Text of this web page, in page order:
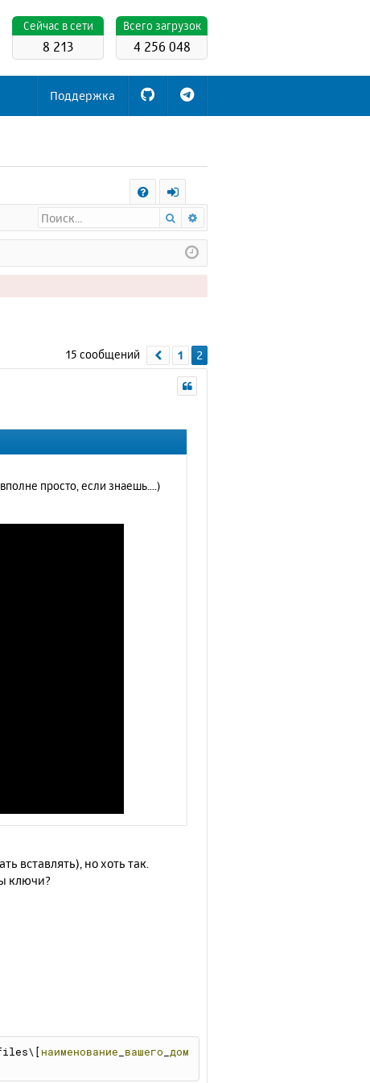
Всего загрузок
4 256 048
Cейчас в сети
8 213
Поддержка
Q
х
о
д
Поиск
15 сообщений Пред.
1 2
просто, если знаешь....)
вставлять), но хоть так.
ключи?
наименование вашего
дом